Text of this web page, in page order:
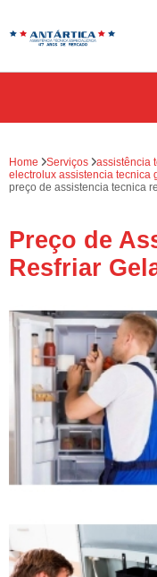
Home Serviços
assistência
electrolux assistencia tecnica
preço de assistencia tecnica
Preço de
Resfriar